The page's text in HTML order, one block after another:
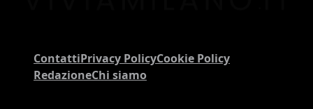
ContattiPrivacy PolicyCookie Policy
RedazioneChi siamo